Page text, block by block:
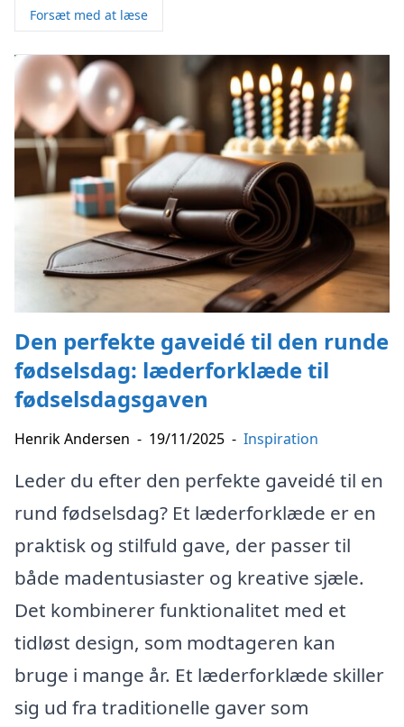
Forsæt med at læse
Den perfekte gaveidé til den runde
fødselsdag: læderforklæde til
fødselsdagsgaven
Henrik Andersen - 19/11/2025 - Inspiration
Leder du efter den perfekte gaveidé til en
rund fødselsdag? Et læderforklæde er en
praktisk og stilfuld gave, der passer til
både madentusiaster og kreative sjæle.
Det kombinerer funktionalitet med et
tidløst design, som modtageren kan
bruge i mange år. Et læderforklæde skiller
sig ud fra traditionelle gaver som